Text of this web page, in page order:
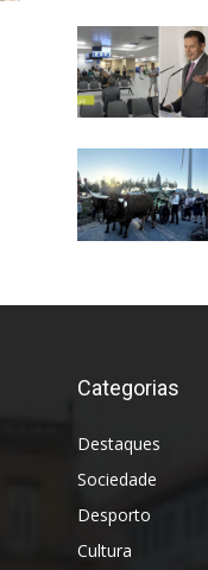
Categorias
Destaques
Sociedade
Desporto
Cultura